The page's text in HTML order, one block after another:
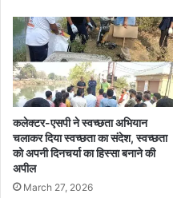
मु
ला
का
त
ता
ज
रू
री
–
न्या
यि
क
म
जि
स्ट्रे
कलेक्टर-एसपी ने स्वच्छता अभियान
चलाकर दिया स्वच्छता का संदेश, स्वच्छता
को अपनी दिनचर्या का हिस्सा बनाने की
अपील
March 27, 2026